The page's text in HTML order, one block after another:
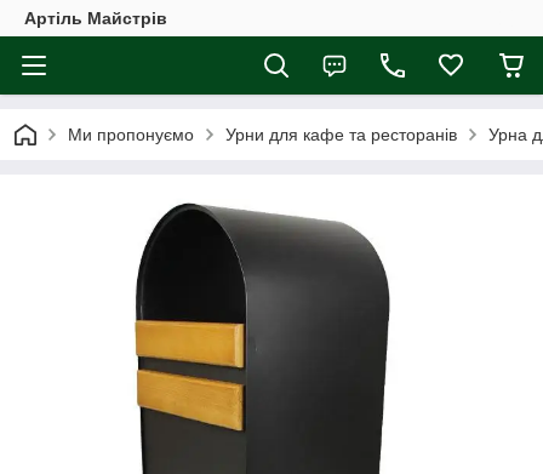
Артіль Майстрів
Ми пропонуємо Урни для кафе та ресторанів Урна